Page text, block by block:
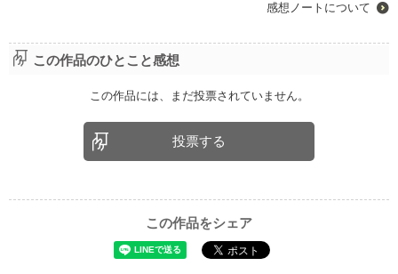
感想ノートについて
この作品のひとこと感想
この作品には、まだ投票されていません。
投票する
この作品をシェア